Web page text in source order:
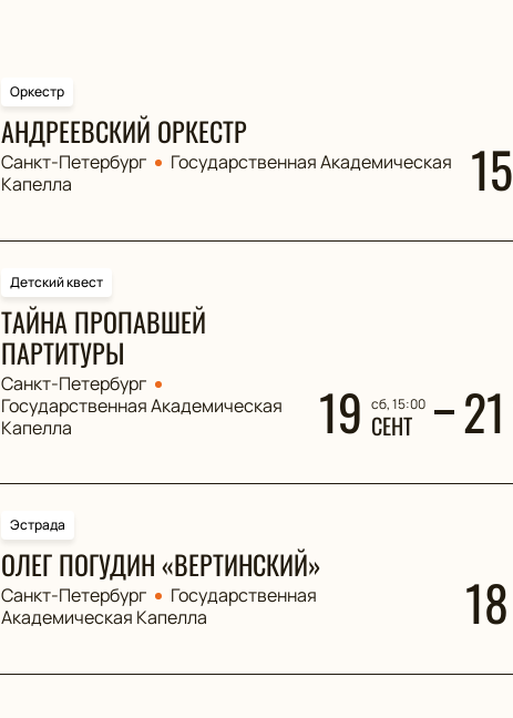
Оркестр
АНДРЕЕВСКИЙ ОРКЕСТР
Санкт-Петербург
Государственная Академическая
Капелла
15
Детский квест
ТАЙНА ПРОПАВШЕЙ
ПАРТИТУРЫ
Санкт-Петербург
Государственная Академическая
Капелла
19 сб, 15:00
СЕНТ 21
Эстрада
ОЛЕГ ПОГУДИН «ВЕРТИНСКИЙ»
Санкт-Петербург
Государственная
Академическая Капелла
18